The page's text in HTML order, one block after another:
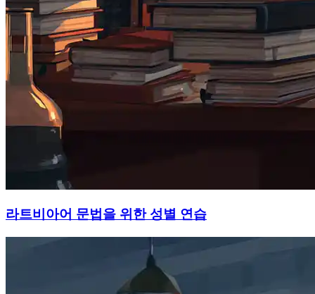
라트비아어 문법을 위한 성별 연습